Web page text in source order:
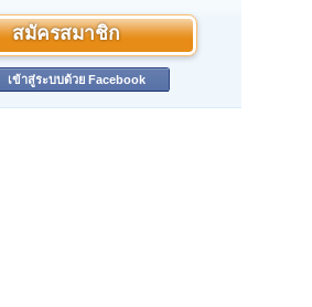
สมัครสมาชิก
เข้าสู่ระบบด้วย Facebook